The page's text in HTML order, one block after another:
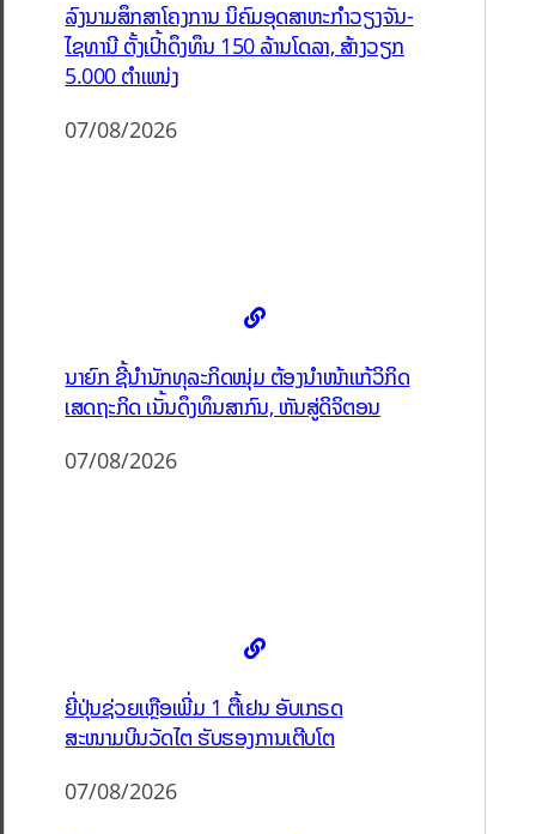
ລົງນາມສຶກສາໂຄງການ ນິຄົມອຸດສາຫະກຳວຽງຈັນ-
ໄຊທານີ ຕັ້ງເປົ້າດຶງທຶນ 150 ລ້ານໂດລາ, ສ້າງວຽກ
5.000 ຕຳແໜ່ງ
07/08/2026
ນາຍົກ ຊີ້ນຳນັກທຸລະກິດໜຸ່ມ ຕ້ອງນຳໜ້າແກ້ວິກິດ
ເສດຖະກິດ ເນັ້ນດຶງທຶນສາກົນ, ຫັນສູ່ດິຈິຕອນ
07/08/2026
ຍີ່ປຸ່ນຊ່ວຍເຫຼືອເພີ່ມ 1 ຕື້ເຢນ ອັບເກຣດ
ສະໜາມບິນວັດໄຕ ຮັບຮອງການເຕີບໂຕ
07/08/2026